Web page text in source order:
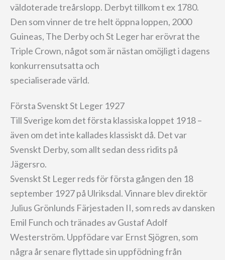
väldoterade treårslopp. Derbyt tillkom t ex 1780.
Den som vinner de tre helt öppna loppen, 2000
Guineas, The Derby och St Leger har erövrat the
Triple Crown, något som är nästan omöjligt i dagens
konkurrensutsatta och
specialiserade värld.
Första Svenskt St Leger 1927
Till Sverige kom det första klassiska loppet 1918 –
även om det inte kallades klassiskt då. Det var
Svenskt Derby, som allt sedan dess ridits på
Jägersro.
Svenskt St Leger reds för första gången den 18
september 1927 på Ulriksdal. Vinnare blev direktör
Julius Grönlunds Färjestaden II, som reds av dansken
Emil Funch och tränades av Gustaf Adolf
Westerström. Uppfödare var Ernst Sjögren, som
några år senare flyttade sin uppfödning från